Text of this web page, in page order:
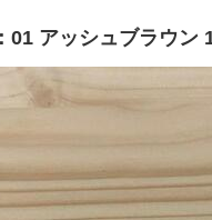
アッシュブラウン